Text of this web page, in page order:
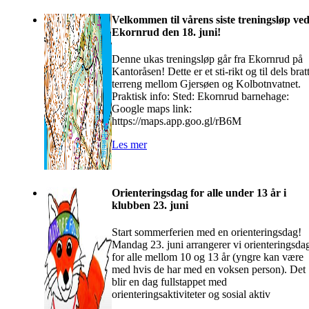
Velkommen til vårens siste treningsløp ved
Ekornrud den 18. juni!
Denne ukas treningsløp går fra Ekornrud på
Kantoråsen! Dette er et sti-rikt og til dels bratt
terreng mellom Gjersøen og Kolbotnvatnet.
Praktisk info: Sted: Ekornrud barnehage:
Google maps link:
https://maps.app.goo.gl/rB6M
Les mer
Orienteringsdag for alle under 13 år i
klubben 23. juni
Start sommerferien med en orienteringsdag!
Mandag 23. juni arrangerer vi
for alle mellom 10 og 13 år (yngre kan være
med hvis de har med en voksen person). Det
blir en dag fullstappet med
orienteringsaktiviteter og sosial aktiv